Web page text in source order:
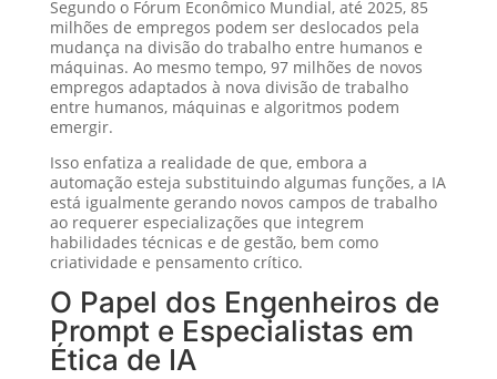
Segundo o Fórum Econômico Mundial, até 2025, 85
milhões de empregos podem ser deslocados pela
mudança na divisão do trabalho entre humanos e
máquinas. Ao mesmo tempo, 97 milhões de novos
empregos adaptados à nova divisão de trabalho
entre humanos, máquinas e algoritmos podem
emergir.
Isso enfatiza a realidade de que, embora a
automação esteja substituindo algumas funções, a IA
está igualmente gerando novos campos de trabalho
ao requerer especializações que integrem
habilidades técnicas e de gestão, bem como
criatividade e pensamento crítico.
O Papel dos Engenheiros de
Prompt e Especialistas em
Ética de IA